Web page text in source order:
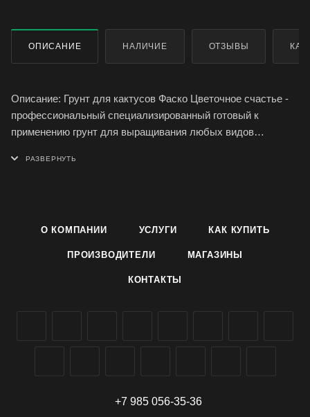
ОПИСАНИЕ НАЛИЧИЕ ОТЗЫВЫ
Описание: Грунт для кактусов Фаско Цветочное счастье -
профессиональный специализированный готовый к
применению грунт для выращивания любых видов
саду.
Состав: Торф верховой, дренаж керамзитовый, песок,
О КОМПАНИИ УСЛУГИ КАК КУПИТЬ
ПРОИЗВОДИТЕЛИ МАГАЗИНЫ
КОНТАКТЫ
+7 985 056-35-36